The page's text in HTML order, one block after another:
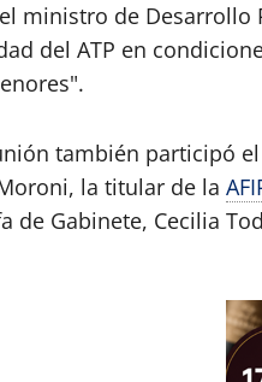
ministro de Desarrollo
del ATP en
también participó
la titular de la
de Gabinete, Cecilia